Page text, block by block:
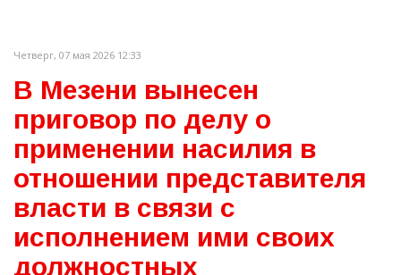
Четверг, 07 мая 2026 12:33
В Мезени вынесен
приговор по делу о
применении насилия в
отношении представителя
власти в связи с
исполнением ими своих
должностных